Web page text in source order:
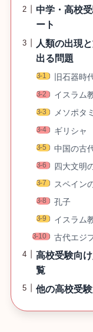
中学・高校
ート
人類の出現
出る問題
旧石器時
イスラム
メソポタ
ギリシャ
中国の古
四大文明
スペイン
孔子
イスラム
古代エジ
高校受験向
覧
他の高校受